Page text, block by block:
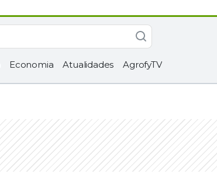
Economia Atualidades AgrofyTV